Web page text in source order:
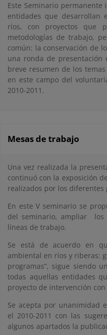
Este Seminario
entidades que desarrollan
ríos, con proyectos que
metodologías de trabajo,
común: la conservación de
una ronda de presentación
breve resumen de los
en este campo del
2010-2011.
Mesas de trabajo
Una vez realizada la
continuó con la exposición
realizados por los
En este V seminario se
del seminario, ampliar los
líneas de trabajo.
Se está de acuerdo en
ambiental en ríos y riberas:
programas”, sigue siendo
todas aquellas entidades
proyecto de intervención
Se acepta por unanimidad
el 2010-2011 con las
algunos apartados la